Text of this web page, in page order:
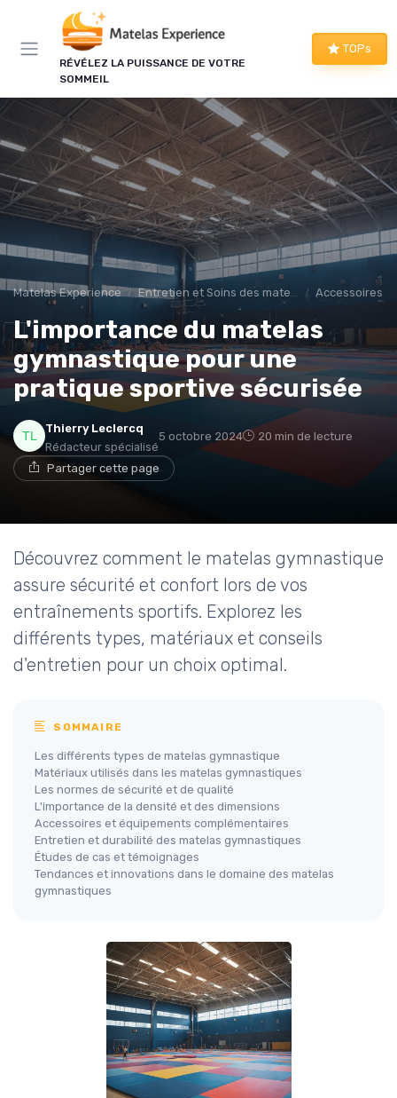
RÉVÉLEZ LA PUISSANCE DE VOTRE
SOMMEIL
TOPs
Matelas Experience Entretien et Soins des matelas Accessoires
L'importance du matelas
gymnastique pour une
pratique sportive sécurisée
Thierry Leclercq
Rédacteur spécialisé
5 octobre 2024 20 min de lecture
Partager cette page
Découvrez comment le matelas gymnastique
assure sécurité et confort lors de vos
entraînements sportifs. Explorez les
différents types, matériaux et conseils
d'entretien pour un choix optimal.
SOMMAIRE
Les différents types de matelas gymnastique
Matériaux utilisés dans les matelas gymnastiques
Les normes de sécurité et de qualité
L'importance de la densité et des dimensions
Accessoires et équipements complémentaires
Entretien et durabilité des matelas gymnastiques
Études de cas et témoignages
Tendances et innovations dans le domaine des matelas
gymnastiques
Panneau de gestion des cookies